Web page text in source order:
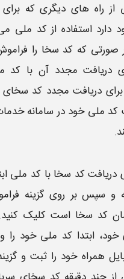
از راه های دیگری که
دارد استفاده از کد ملی
صورتی که کد سخا را
دریافت مجدد آن با کد
دریافت مجدد کد سخای
کد ملی خود در سامانه
دریافت کد سخا با کد ملی
و سپس بر روی گزینه
کد سخا است کلیک
ابتدا کد ملی خود را
همراه خود را ثبت و